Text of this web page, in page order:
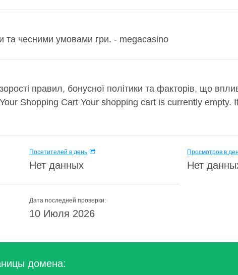
та чесними умовами гри. - megacasino
правил, бонусної політики та факторів, що
Shopping Cart Your shopping cart is currently empty.
Посетителей в день
Нет данных
Просмотров в
Нет
Дата последней проверки:
10 Июля 2026
домена: